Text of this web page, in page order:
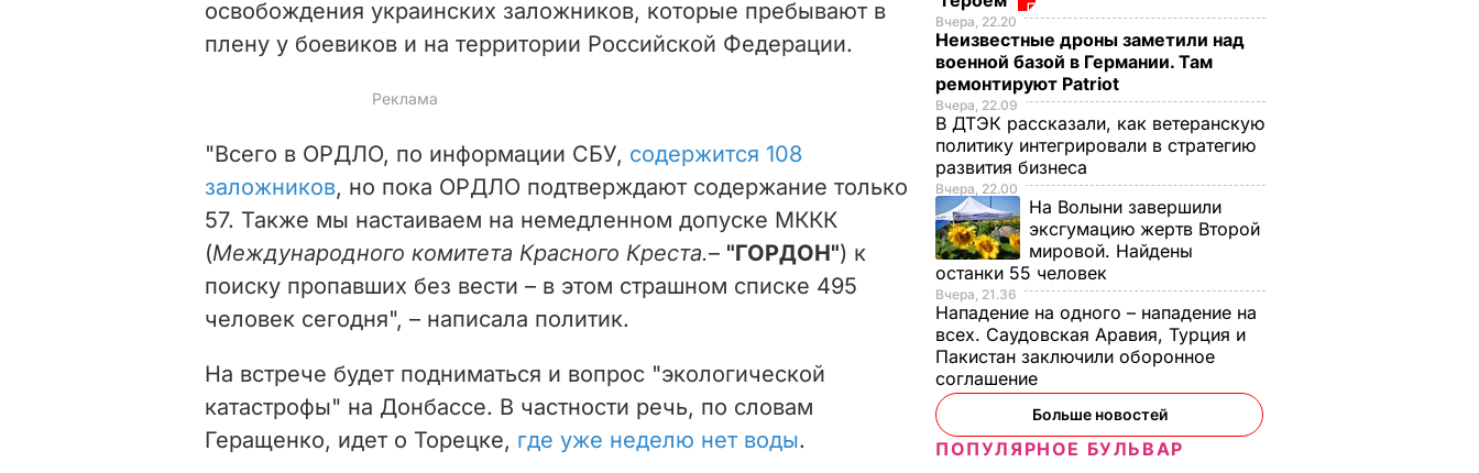
освобождения украинских заложников, которые пребывают в
плену у боевиков и на территории Российской Федерации.
"Всего в ОРДЛО, по информации СБУ, содержится 108
заложников, но пока ОРДЛО подтверждают содержание только
57. Также мы настаиваем на немедленном допуске МККК
(Международного комитета Красного Креста.– "ГОРДОН") к
поиску пропавших без вести – в этом страшном списке 495
человек сегодня", – написала политик.
На встрече будет подниматься и вопрос "экологической
катастрофы" на Донбассе. В частности речь, по словам
Геращенко, идет о Торецке, где уже неделю нет воды.
Вчера, 22.20
Неизвестные дроны заметили над
военной базой в Германии. Там
ремонтируют Patriot
Вчера, 22.09
В ДТЭК рассказали, как ветеранскую
политику интегрировали в стратегию
развития бизнеса
Вчера, 22.00
На Волыни завершили
эксгумацию жертв Второй
мировой. Найдены
останки 55 человек
Вчера, 21.36
Нападение на одного – нападение на
всех. Саудовская Аравия, Турция и
Пакистан заключили оборонное
соглашение
Больше новостей
ПОПУЛЯРНОЕ БУЛЬВАР